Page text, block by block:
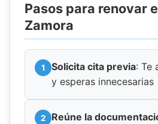
Pasos para renovar
Zamora
Solicita cita previa: Te
y esperas innecesarias
Reúne la